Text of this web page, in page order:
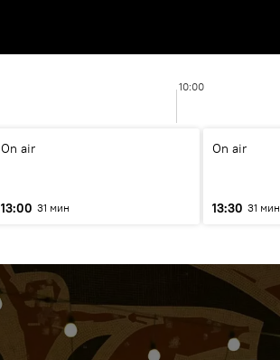
10:00
On air
13:00 31 мин
On air
13:30 31 мин